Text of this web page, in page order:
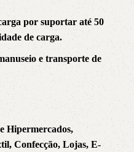
por suportar até 50
de carga.
e transporte de
Hipermercados,
Confecção, Lojas, E-